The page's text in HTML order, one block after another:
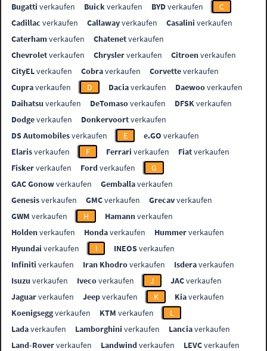
Bugatti verkaufen Buickverkaufen BYDverkaufen
C
Cadillac verkaufen Callawayverkaufen Casalini verkaufen
Caterhamverkaufen Chatenetverkaufen
Chevroletverkaufen Chryslerverkaufen Citroenverkaufen
CityELverkaufen Cobraverkaufen Corvetteverkaufen
Cupraverkaufen D Daciaverkaufen Daewooverkaufen
Daihatsu verkaufen DeTomasoverkaufen DFSKverkaufen
Dodgeverkaufen Donkervoortverkaufen
DS Automobilesverkaufen E e.GO verkaufen
Elarisverkaufen F Ferrari verkaufen Fiatverkaufen
Fiskerverkaufen Fordverkaufen
G
GAC Gonowverkaufen Gemballaverkaufen
Genesisverkaufen GMCverkaufen Grecavverkaufen
GWM verkaufen H Hamannverkaufen
Holdenverkaufen Hondaverkaufen Hummerverkaufen
Hyundai verkaufen I INEOSverkaufen
Infiniti verkaufen Iran Khodroverkaufen Isderaverkaufen
Isuzu verkaufen Ivecoverkaufen J JACverkaufen
Jaguarverkaufen Jeepverkaufen K Kiaverkaufen
Koenigseggverkaufen KTM verkaufen
L
Ladaverkaufen Lamborghini verkaufen Lanciaverkaufen
Land-Roververkaufen Landwindverkaufen LEVCverkaufen